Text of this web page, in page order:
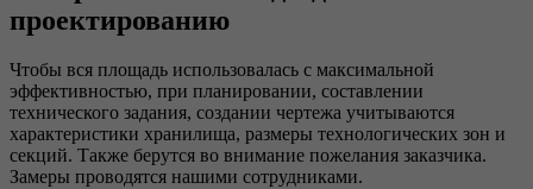
проектированию
Чтобы вся площадь использовалась с максимальной
эффективностью, при планировании, составлении
технического задания, создании чертежа учитываются
характеристики хранилища, размеры технологических зон и
секций. Также берутся во внимание пожелания заказчика.
Замеры проводятся нашими сотрудниками.